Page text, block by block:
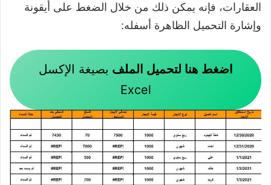
العقارات، فإنه يمكن ذلك من خلال الضغط على أيقونة
وإشارة التحميل الظاهرة أسفله:
اضغط هنا لتحميل الملف بصيغة الإكسل
Excel